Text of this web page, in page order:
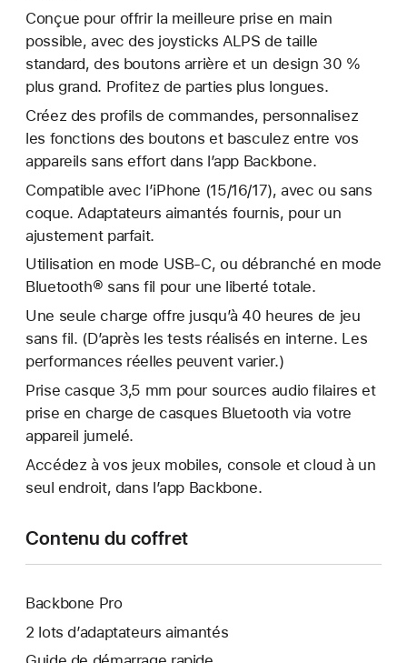
Conçue pour offrir la meilleure prise en main
possible, avec des joysticks ALPS de taille
standard, des boutons arrière et un design 30 %
plus grand. Profitez de parties plus longues.
Créez des profils de commandes, personnalisez
les fonctions des boutons et basculez entre vos
appareils sans effort dans l’app Backbone.
Compatible avec l’iPhone (15/16/17), avec ou sans
coque. Adaptateurs aimantés fournis, pour un
ajustement parfait.
Utilisation en mode USB-C, ou débranché en mode
Bluetooth® sans fil pour une liberté totale.
Une seule charge offre jusqu’à 40 heures de jeu
sans fil. (D’après les tests réalisés en interne. Les
performances réelles peuvent varier.)
Prise casque 3,5 mm pour sources audio filaires et
prise en charge de casques Bluetooth via votre
appareil jumelé.
Accédez à vos jeux mobiles, console et cloud à un
seul endroit, dans l’app Backbone.
Contenu du coffret
Backbone Pro
2 lots d’adaptateurs aimantés